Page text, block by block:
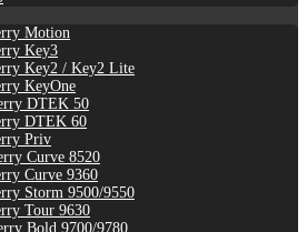
Motion
Key3
Key2 / Key2 Lite
KeyOne
DTEK 50
DTEK 60
Priv
Curve 8520
Curve 9360
Storm 9500/9550
Tour 9630
Bold 9700/9780